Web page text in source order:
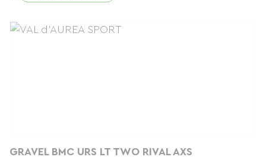
GRAVEL BMC URS LT TWO RIVAL AXS